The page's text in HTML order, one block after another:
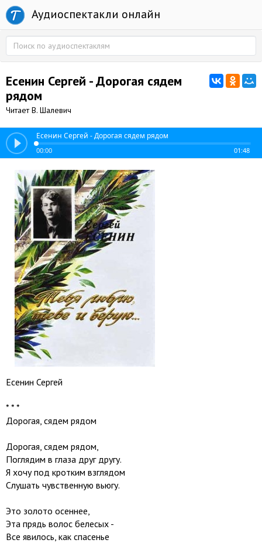
Аудиоспектакли онлайн
Есенин Сергей - Дорогая сядем
рядом
Читает В. Шалевич
Есенин Сергей - Дорогая сядем рядом
00:00 01:48
Есенин Сергей
* * *
Дорогая, сядем рядом
Дорогая, сядем рядом,
Поглядим в глаза друг другу.
Я хочу под кротким взглядом
Слушать чувственную вьюгу.
Это золото осеннее,
Эта прядь волос белесых -
Все явилось, как спасенье